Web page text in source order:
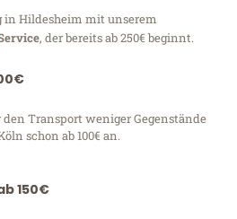
in Hildesheim mit unserem
, der bereits ab 250€ beginnt.
den Transport weniger Gegenstände
schon ab 100€ an.
150€